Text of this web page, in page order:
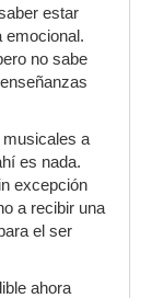
estar
emocional.
no sabe
musicales a
es nada.
excepción
a recibir una
el ser
ahora